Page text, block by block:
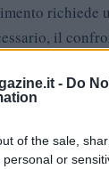
- Do
of the sale,
or
richiede
il
Vitali